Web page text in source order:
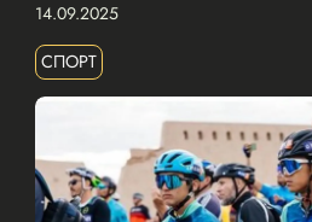
14.09.2025
СПОРТ